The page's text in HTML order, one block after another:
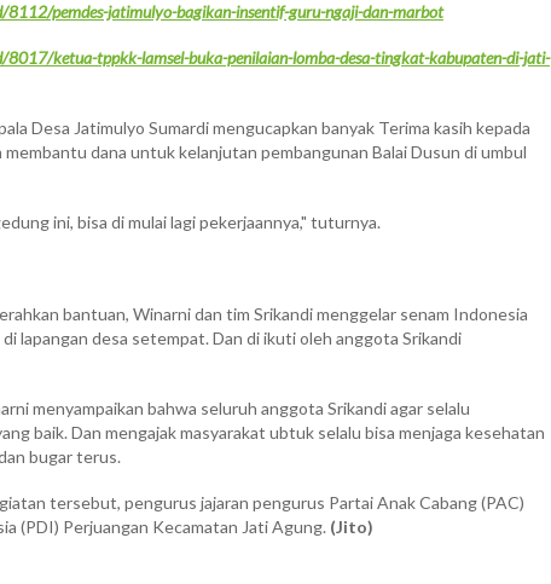
pemdes-jatimulyo-bagikan-insentif-guru-ngaji-dan-marbot
ketua-tppkk-lamsel-buka-penilaian-lomba-desa-tingkat-kabupaten-di-jati-
Desa Jatimulyo Sumardi mengucapkan banyak Terima kasih kepada
dana untuk kelanjutan pembangunan Balai Dusun di umbul
ini, bisa di mulai lagi pekerjaannya," tuturnya.
bantuan, Winarni dan tim Srikandi menggelar senam Indonesia
lapangan desa setempat. Dan di ikuti oleh anggota Srikandi
menyampaikan bahwa seluruh anggota Srikandi agar selalu
baik. Dan mengajak masyarakat ubtuk selalu bisa menjaga kesehatan
bugar terus.
tersebut, pengurus jajaran pengurus Partai Anak Cabang (PAC)
(PDI) Perjuangan Kecamatan Jati Agung. (Jito)